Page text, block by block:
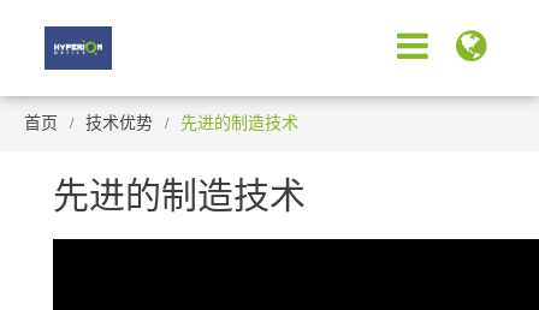
首页 技术优势 先进的制造技术
先进的制造技术